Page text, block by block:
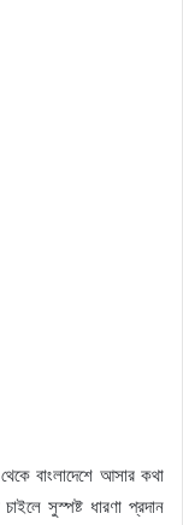
বাংলাদেশে আসার কথা
সুস্পষ্ট ধারণা প্রদান